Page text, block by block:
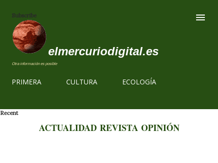
Subscribe
elmercuriodigital.es
Otra información es posible
PRIMERA CULTURA ECOLOGÍA
Recent
ACTUALIDAD REVISTA OPINIÓN